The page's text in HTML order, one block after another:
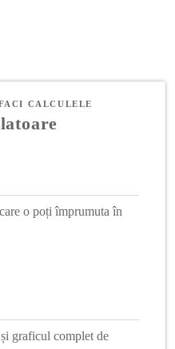
CALCULELE
o poți împrumuta în
graficul complet de